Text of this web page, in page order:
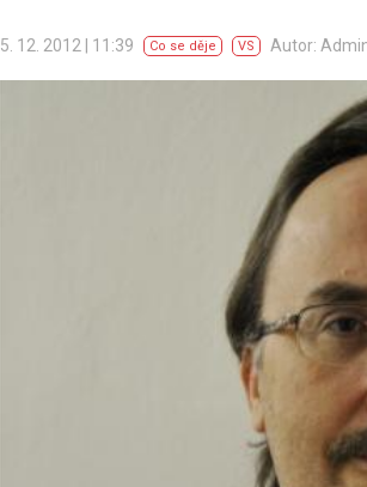
5. 12. 2012 | 11:39 Co se děje VS Autor: